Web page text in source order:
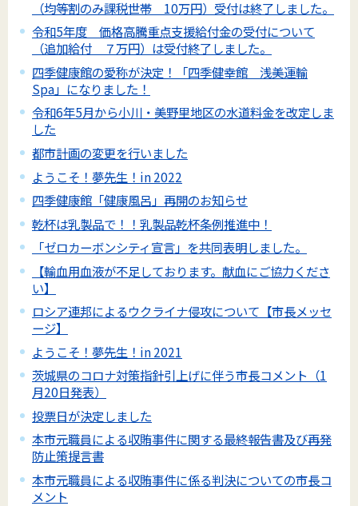
（均等割のみ課税世帯 10万円）受付は終了しました。
令和5年度 価格高騰重点支援給付金の受付について
（追加給付 ７万円）は受付終了しました。
四季健康館の愛称が決定！「四季健幸館 浅美運輸
Spa」になりました！
令和6年5月から小川・美野里地区の水道料金を改定しま
した
都市計画の変更を行いました
ようこそ！夢先生！in 2022
四季健康館「健康風呂」再開のお知らせ
乾杯は乳製品で！！乳製品乾杯条例推進中！
「ゼロカーボンシティ宣言」を共同表明しました。
【輸血用血液が不足しております。献血にご協力くださ
い】
ロシア連邦によるウクライナ侵攻について【市長メッセ
ージ】
ようこそ！夢先生！in 2021
茨城県のコロナ対策指針引上げに伴う市長コメント（1
月20日発表）
投票日が決定しました
本市元職員による収賄事件に関する最終報告書及び再発
防止策提言書
本市元職員による収賄事件に係る判決についての市長コ
メント